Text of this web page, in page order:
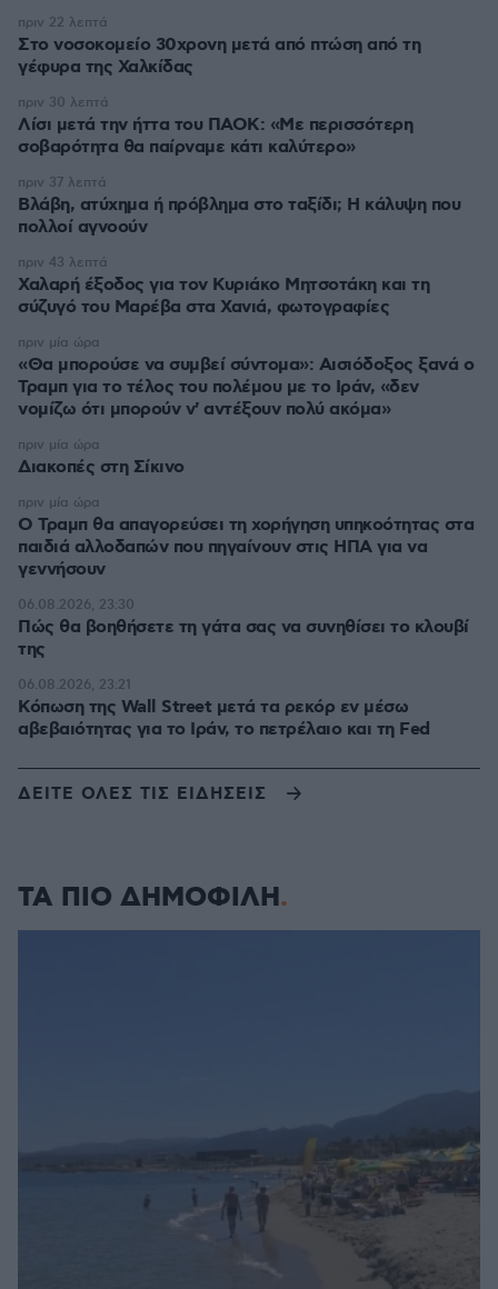
Στο νοσοκομείο 30χρονη μετά από πτώση από τη
γέφυρα της Χαλκίδας
πριν 22 λεπτά
Λίσι μετά την ήττα του ΠΑΟΚ: «Με περισσότερη
σοβαρότητα θα παίρναμε κάτι καλύτερο»
πριν 30 λεπτά
Βλάβη, ατύχημα ή πρόβλημα στο ταξίδι; Η κάλυψη που
πολλοί αγνοούν
πριν 37 λεπτά
Χαλαρή έξοδος για τον Κυριάκο Μητσοτάκη και τη
σύζυγό του Μαρέβα στα Χανιά, φωτογραφίες
πριν 43 λεπτά
«Θα μπορούσε να συμβεί σύντομα»: Αισιόδοξος ξανά ο
Τραμπ για το τέλος του πολέμου με το Ιράν, «δεν
νομίζω ότι μπορούν ν' αντέξουν πολύ ακόμα»
πριν μία ώρα
Διακοπές στη Σίκινο
πριν μία ώρα
Ο Τραμπ θα απαγορεύσει τη χορήγηση υπηκοότητας στα
παιδιά αλλοδαπών που πηγαίνουν στις ΗΠΑ για να
γεννήσουν
πριν μία ώρα
Πώς θα βοηθήσετε τη γάτα σας να συνηθίσει το κλουβί
της
06.08.2026, 23:30
Κόπωση της Wall Street μετά τα ρεκόρ εν μέσω
αβεβαιότητας για το Ιράν, το πετρέλαιο και τη Fed
06.08.2026, 23:21
ΔΕΙΤΕ ΟΛΕΣ ΤΙΣ ΕΙΔΗΣΕΙΣ
ΤΑ ΠΙΟ ΔΗΜΟΦΙΛΗ